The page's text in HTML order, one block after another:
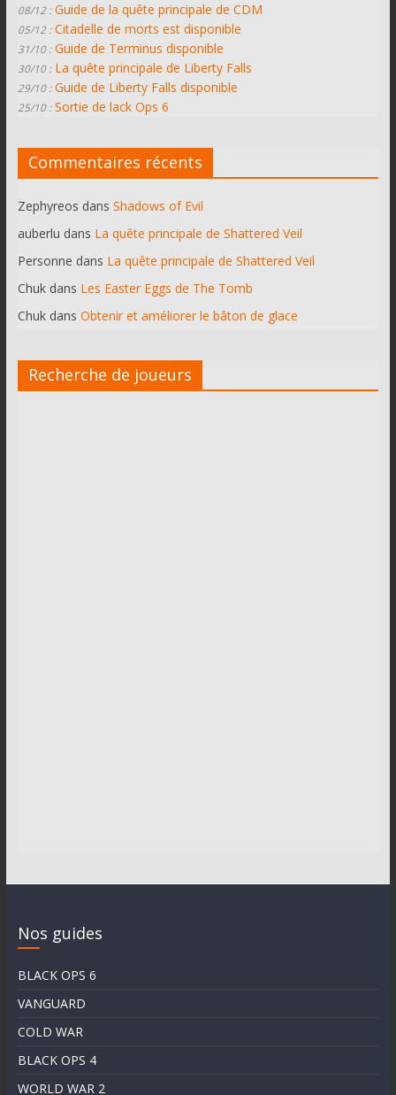
08/12 : Guide de la quête principale de CDM
05/12 : Citadelle de morts est disponible
31/10 : Guide de Terminus disponible
30/10 : La quête principale de Liberty Falls
29/10 : Guide de Liberty Falls disponible
25/10 : Sortie de lack Ops 6
Commentaires récents
Zephyreos dans Shadows of Evil
auberlu dans La quête principale de Shattered Veil
Personne dans La quête principale de Shattered Veil
Chukdans Les Easter Eggs de The Tomb
Chukdans Obtenir et améliorer le bâton de glace
Recherche de joueurs
Nos guides
BLACK OPS 6
VANGUARD
COLD WAR
BLACK OPS 4
WORLD WAR 2